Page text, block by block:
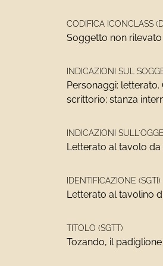
CODIFICA ICONCLASS
Soggetto non rilevato
INDICAZIONI SUL
Personaggi:
scrittorio; stanza
INDICAZIONI
Letterato al tavolo
IDENTIFICAZIONE (SGTI)
Letterato al tavolino
TITOLO (SGTT)
Tozando, il